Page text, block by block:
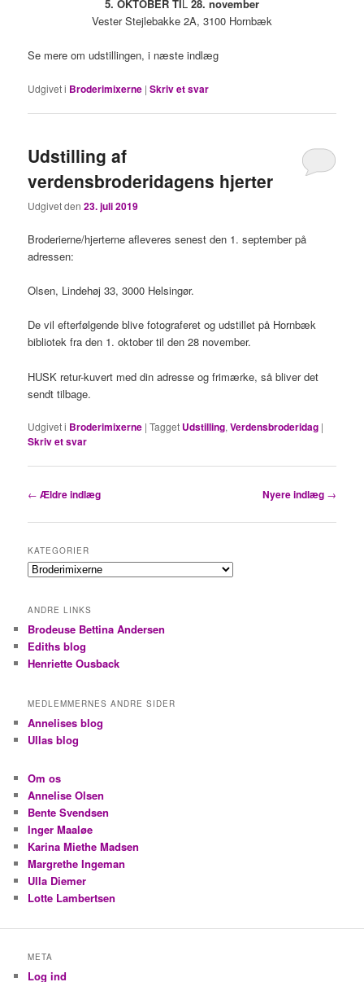
5. OKTOBER TIL 28. november
Vester Stejlebakke 2A, 3100 Hornbæk
Se mere om udstillingen, i næste indlæg
Udgivet i Broderimixerne |Skriv et svar
Udstilling af
verdensbroderidagens hjerter
Udgivet den23. juli 2019
Broderierne/hjerterne afleveres senest den 1. september på
adressen:
Olsen, Lindehøj 33, 3000 Helsingør.
De vil efterfølgende blive fotograferet og udstillet på Hornbæk
bibliotek fra den 1. oktober til den 28 november.
HUSK retur-kuvert med din adresse og frimærke, så bliver det
sendt tilbage.
Udgivet i Broderimixerne |Tagget Udstilling,Verdensbroderidag |
Skriv et svar
Indlægsnavigation
← Ældre indlæg Nyere indlæg →
KATEGORIER
Kategorier
ANDRE LINKS
Brodeuse Bettina Andersen
Ediths blog
Henriette Ousback
MEDLEMMERNES ANDRE SIDER
Annelises blog
Ullas blog
Om os
Annelise Olsen
Bente Svendsen
Inger Maaløe
Karina Miethe Madsen
Margrethe Ingeman
Ulla Diemer
Lotte Lambertsen
META
Log ind